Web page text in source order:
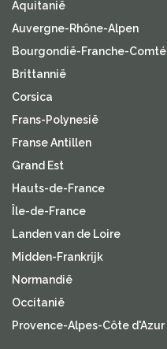
Aquitanië
Auvergne-Rhône-Alpen
Bourgondië-Franche-Comté
Brittannië
Corsica
Frans-Polynesië
Franse Antillen
Grand Est
Hauts-de-France
Île-de-France
Landen van de Loire
Midden-Frankrijk
Normandië
Occitanië
Provence-Alpes-Côte d'Azur